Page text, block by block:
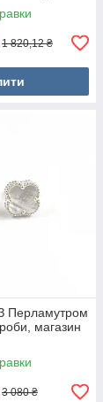
1 820,12 ₴
Перламутром
магазин
3 080 ₴